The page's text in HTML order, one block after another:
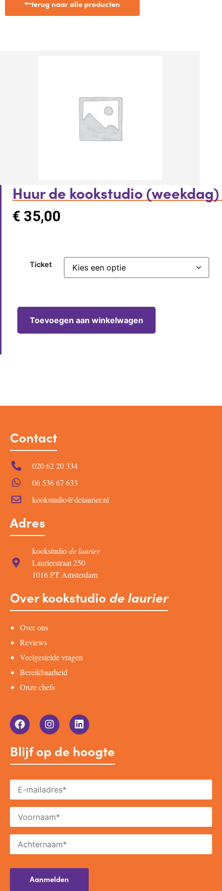
terug naar alle producten
Huur de kookstudio (weekdag)
€ 35,00
Ticket
Toevoegen aan winkelwagen
Contact
020 62 20 334
06 536 67 633
kookstudio@delaurier.nl
Adres
kookstudiode laurier
Laurierstraat 250
1016 PT Amsterdam
Over kookstudio de laurier
Over ons
Reviews
Veelgestelde vragen
Bereikbaarheid
Onze chefs
Blijf op de hoogte